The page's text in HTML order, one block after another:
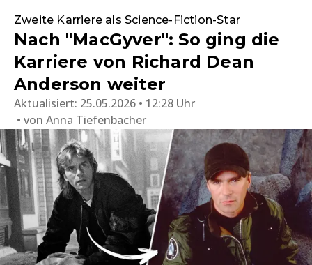
Zweite Karriere als Science-Fiction-Star
Nach "MacGyver": So ging die
Karriere von Richard Dean
Anderson weiter
Aktualisiert: 25.05.2026 • 12:28 Uhr
von Anna Tiefenbacher